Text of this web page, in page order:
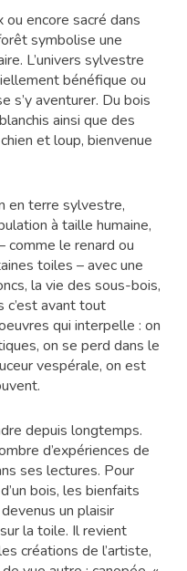
encore sacré dans
symbolise une
L’univers sylvestre
bénéfique ou
s’y aventurer. Du bois
ainsi que des
et loup, bienvenue
en terre sylvestre,
à taille humaine,
le renard ou
toiles – avec une
la vie des sous-bois,
avant tout
qui interpelle : on
on se perd dans le
vespérale, on est
depuis longtemps.
d’expériences de
ses lectures. Pour
bois, les bienfaits
un plaisir
la toile. Il revient
créations de l’artiste,